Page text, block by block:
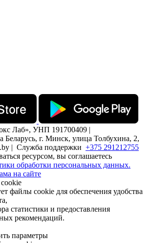
Лаб», УНП 191700409 |
Беларусь, г. Минск, улица Толбухина, 2,
| Служба поддержки +375 291212755
ресурсом, вы соглашаетесь
обработки персональных данных.
на сайте
файлы cookie для обеспечения удобства
статистики и предоставления
рекомендаций.
параметры